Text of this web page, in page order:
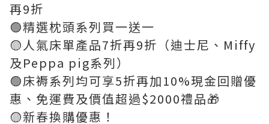
再9折
🟢精選枕頭系列買一送一
🟡人氣床單產品7折再9折（迪士尼、Miffy
及Peppa pig系列）
🟢床褥系列均可享5折再加10%現金回贈優
惠、免運費及價值超過$2000禮品🎁
🟡新春換購優惠！